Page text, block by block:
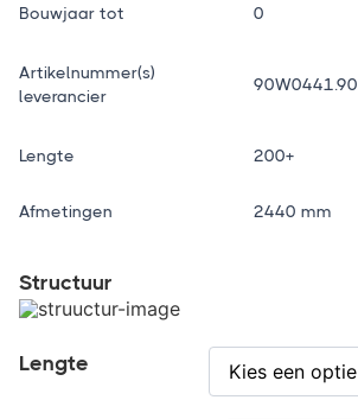
Bouwjaar tot 0
Artikelnummer(s)
leverancier
90W0441.90
Lengte 200+
Afmetingen 2440 mm
Structuur
Lengte